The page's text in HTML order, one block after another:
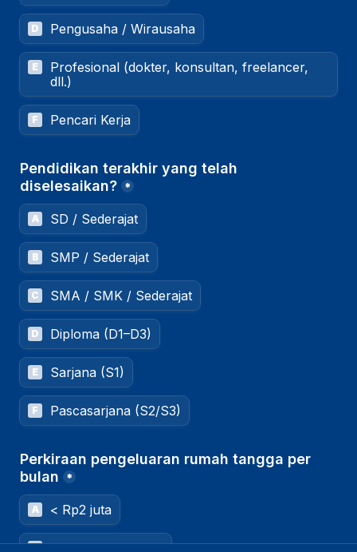
D Pengusaha / Wirausaha
E
Profesional (dokter, konsultan, freelancer,
dll.)
F Pencari Kerja
Pendidikan terakhir yang telah
diselesaikan? *
A SD / Sederajat
B SMP / Sederajat
C SMA / SMK / Sederajat
D Diploma (D1–D3)
E Sarjana (S1)
F Pascasarjana (S2/S3)
Perkiraan pengeluaran rumah tangga per
bulan
*
A < Rp2 juta
B Rp2 juta – Rp5 juta